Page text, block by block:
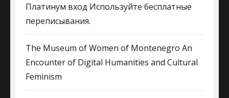
Платинум вход Используйте бесплатные
переписывания.
The Museum of Women of Montenegro An
Encounter of Digital Humanities and Cultural
Feminism